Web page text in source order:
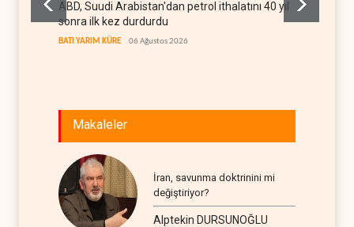
ABD, Suudi Arabistan'dan petrol ithalatını 40 yıl
sonra ilk kez durdurdu
BATI YARIM KÜRE 06 Ağustos 2026
Makaleler
İran, savunma doktrinini mi
değiştiriyor?
Alptekin DURSUNOĞLU